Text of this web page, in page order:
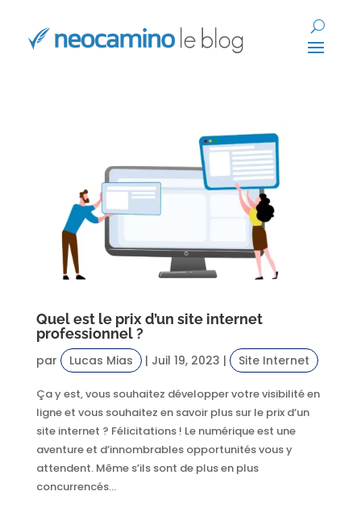
Quel est le prix d’un site internet
professionnel ?
par Lucas Mias | Juil 19, 2023 | Site Internet
Ça y est, vous souhaitez développer votre visibilité en
ligne et vous souhaitez en savoir plus sur le prix d’un
site internet ? Félicitations ! Le numérique est une
aventure et d’innombrables opportunités vous y
attendent. Même s’ils sont de plus en plus
concurrencés...